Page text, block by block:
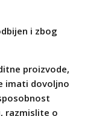
i zbog
proizvode,
imati dovoljno
razmislite o